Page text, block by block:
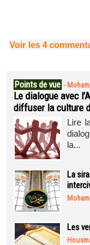
Voir les 4
Points de vue -
Le dialogue avec
diffuser la culture
Lire
la...
La
Les